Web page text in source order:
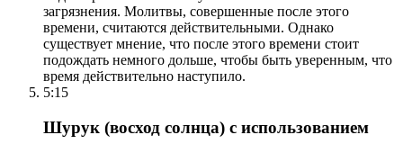
загрязнения. Молитвы, совершенные после этого
времени, считаются действительными. Однако
существует мнение, что после этого времени стоит
подождать немного дольше, чтобы быть уверенным, что
время действительно наступило.
5:15
Шурук (восход солнца) с использованием